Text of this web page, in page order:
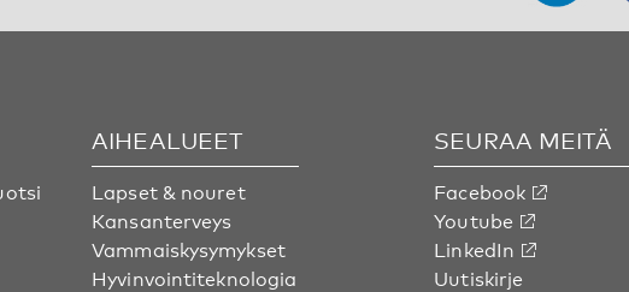
AIHEALUEET
Lapset & nouret
Kansanterveys
Vammaiskysymykset
Hyvinvointiteknologia
SEURAA MEITÄ
Facebook
Youtube
LinkedIn
Uutiskirje